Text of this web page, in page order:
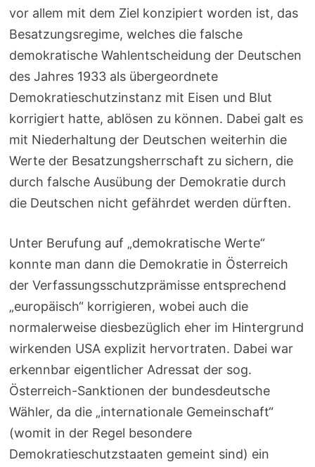
vor allem mit dem Ziel konzipiert worden ist, das
Besatzungsregime, welches die falsche
demokratische Wahlentscheidung der Deutschen
des Jahres 1933 als übergeordnete
Demokratieschutzinstanz mit Eisen und Blut
korrigiert hatte, ablösen zu können. Dabei galt es
mit Niederhaltung der Deutschen weiterhin die
Werte der Besatzungsherrschaft zu sichern, die
durch falsche Ausübung der Demokratie durch
die Deutschen nicht gefährdet werden dürften.
Unter Berufung auf „demokratische Werte“
konnte man dann die Demokratie in Österreich
der Verfassungsschutzprämisse entsprechend
„europäisch“ korrigieren, wobei auch die
normalerweise diesbezüglich eher im Hintergrund
wirkenden USA explizit hervortraten. Dabei war
erkennbar eigentlicher Adressat der sog.
Österreich-Sanktionen der bundesdeutsche
Wähler, da die „internationale Gemeinschaft“
(womit in der Regel besondere
Demokratieschutzstaaten gemeint sind) ein